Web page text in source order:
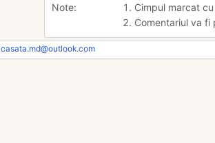
Note:
1. Cimpul marcat
2. Comentariul va
casata.md@outlook.com